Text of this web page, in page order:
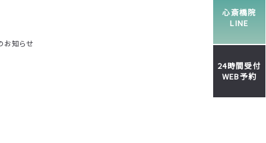
心斎橋院
LINE
24時間受付
WEB予約
お知らせ